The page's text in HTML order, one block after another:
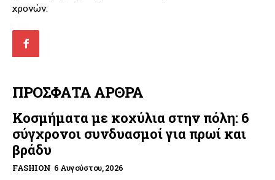
χρονών.
ΠΡΟΣΦΑΤΑ ΑΡΘΡΑ
Κοσμήματα με κοχύλια στην πόλη: 6
σύγχρονοι συνδυασμοί για πρωί και
βράδυ
FASHION 6 Αυγούστου, 2026